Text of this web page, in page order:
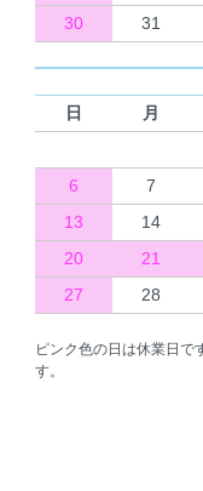
30
31
日
月
6
7
13
14
20
21
27
28
ピンク色の日は休業日で
す。